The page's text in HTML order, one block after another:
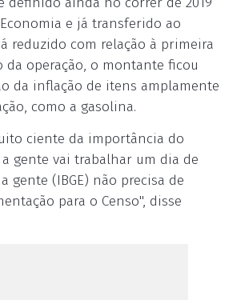
e já transferido ao
reduzido com relação à primeira
da operação, o montante ficou
da inflação de itens amplamente
como a gasolina.
ciente da importância do
gente vai trabalhar um dia de
gente (IBGE) não precisa de
para o Censo", disse